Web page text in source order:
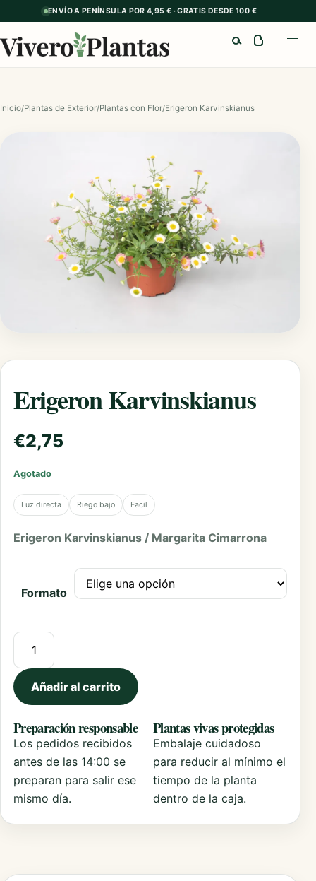
ENVÍO A PENÍNSULA POR 4,95 € · GRATIS DESDE 100 €
Inicio/Plantas de Exterior/Plantas con Flor/Erigeron Karvinskianus
Erigeron Karvinskianus
€2,75
Agotado
Luz directa Riego bajo Facil
Erigeron Karvinskianus / Margarita Cimarrona
Formato
Erigeron Karvinskianus cantidad
Añadir al carrito
Preparación responsable
Los pedidos recibidos
antes de las 14:00 se
preparan para salir ese
mismo día.
Plantas vivas protegidas
Embalaje cuidadoso
para reducir al mínimo el
tiempo de la planta
dentro de la caja.